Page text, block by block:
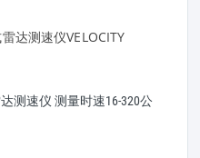
测速仪 测量时速16-320公